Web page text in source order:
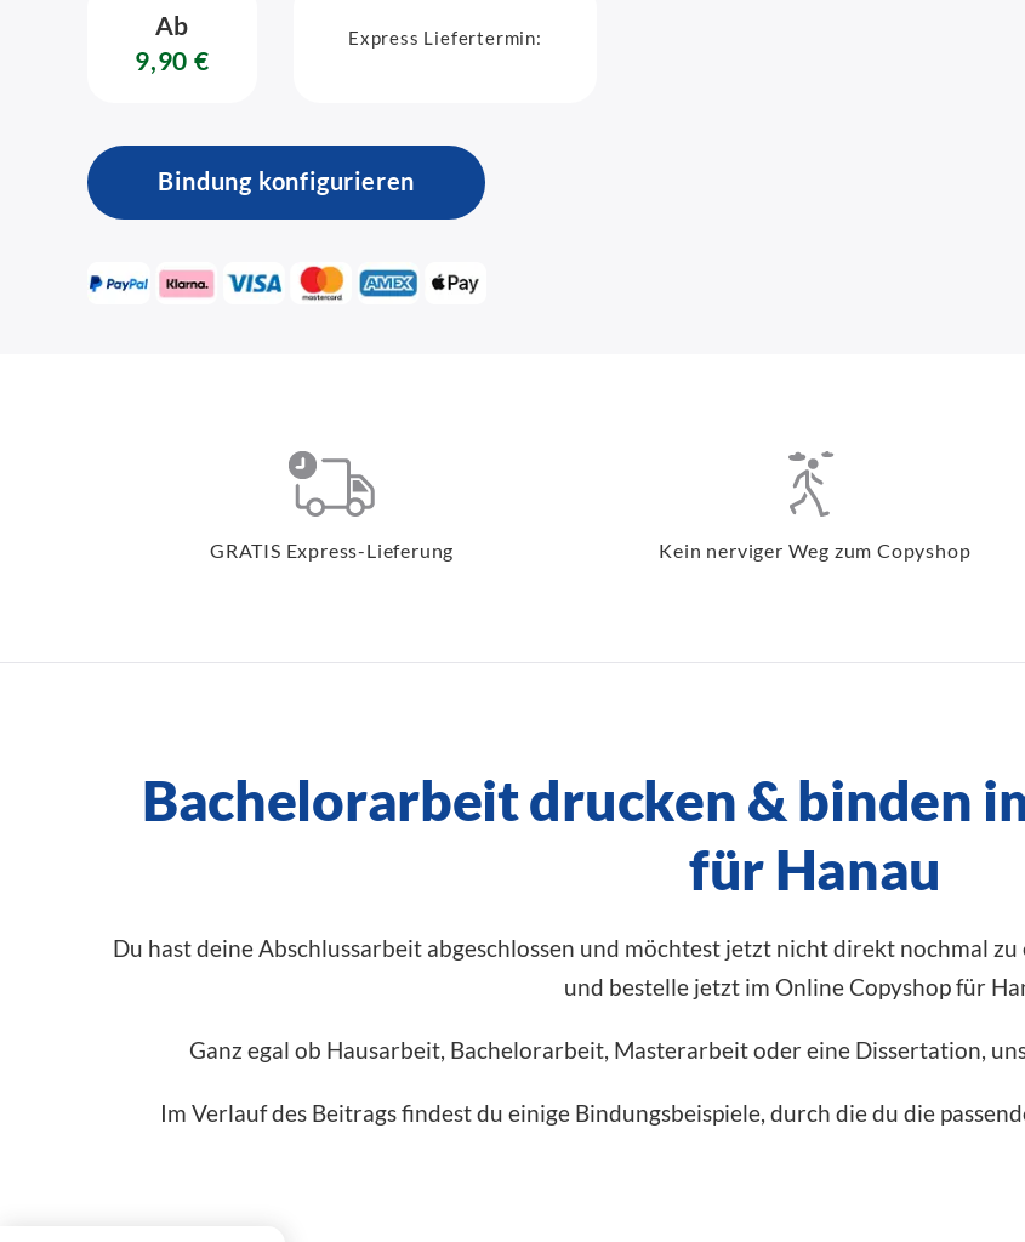
Ab
9,90 €
Express Liefertermin:
Bindung konfigurieren
GRATIS Express-Lieferung Kein nerviger Weg zum Copyshop
Bachelorarbeit drucken & binden
für Hanau
Du hast deine Abschlussarbeit abgeschlossen und möchtest jetzt nicht direkt nochmal
und bestelle jetzt im Online Copyshop für
Ganz egal ob Hausarbeit, Bachelorarbeit, Masterarbeit oder eine Dissertation,
Im Verlauf des Beitrags findest du einige Bindungsbeispiele, durch die du die